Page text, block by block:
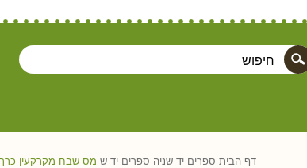
דף הבית ספרים יד שניה ספרים יד ש מס שבח מקרקעין-כרך